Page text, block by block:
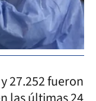
27.252 fueron